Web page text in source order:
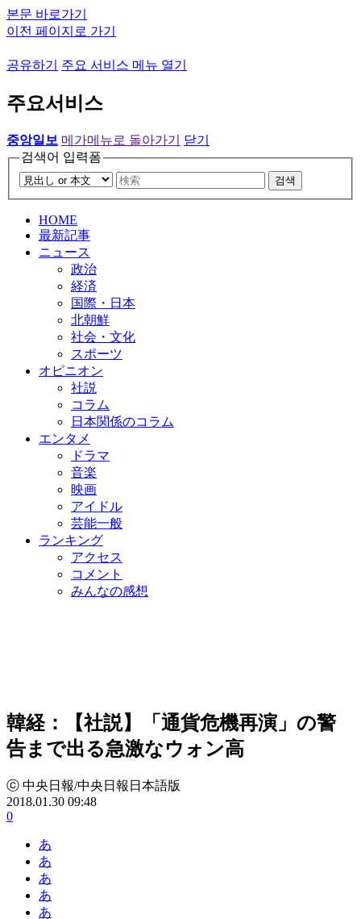
본문 바로가기
이전 페이지로 가기
공유하기 주요 서비스 메뉴 열기
주요서비스
중앙일보 메가메뉴로 돌아가기
닫기
검색어 입력폼
검색
HOME
最新記事
ニュース
政治
経済
国際・日本
北朝鮮
社会・文化
スポーツ
オピニオン
社説
コラム
日本関係のコラム
エンタメ
ドラマ
音楽
映画
アイドル
芸能一般
ランキング
アクセス
コメント
みんなの感想
韓経：【社説】「通貨危機再演」の警
告まで出る急激なウォン高
ⓒ 中央日報/中央日報日本語版
2018.01.30 09:48
0
あ
あ
あ
あ
あ